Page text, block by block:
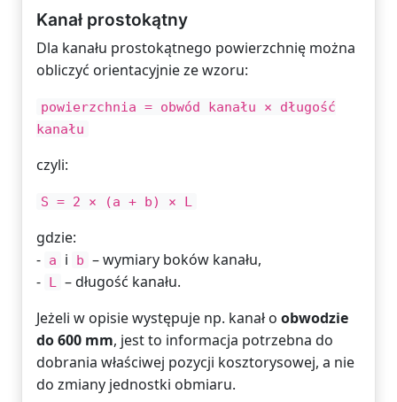
Kanał prostokątny
Dla kanału prostokątnego powierzchnię można
obliczyć orientacyjnie ze wzoru:
powierzchnia = obwód kanału × długość
kanału
czyli:
S = 2 × (a + b) × L
gdzie:
- a i b – wymiary boków kanału,
- L
– długość kanału.
Jeżeli w opisie występuje np. kanał o obwodzie
do 600 mm, jest to informacja potrzebna do
dobrania właściwej pozycji kosztorysowej, a nie
do zmiany jednostki obmiaru.